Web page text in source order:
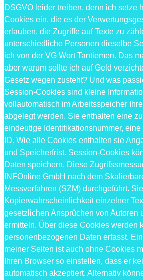
DSGVO leider treiben, denn ich setze
Cookies ein, die es der
erlauben, die Zugriffe auf Texte zu
unterschiedliche Personen dieselbe
ich von der VG Wort Tantiemen. Das
aber warum sollte ich auf Geld
Gesetz wegen zusteht? Und was
Session-Cookies sind kleine
vollautomatisch im Arbeitsspeicher
abgelegt werden. Sie enthalten eine
eindeutige Identifikationsnummer,
ID. Wie alle Cookies enthalten sie
und Speicherfrist. Session-Cookies
Daten speichern. Diese
INFOnline GmbH nach dem
Messverfahren (SZM) durchgeführt.
Kopierwahrscheinlichkeit einzelner
gesetzlichen Ansprüchen von Autoren
ermitteln. Über diese Cookies werden
personenbezogenen Daten erfasst.
meiner Seiten ist auch ohne Cookies
Ihren Browser so einstellen, dass er
automatisch akzeptiert. Alternativ